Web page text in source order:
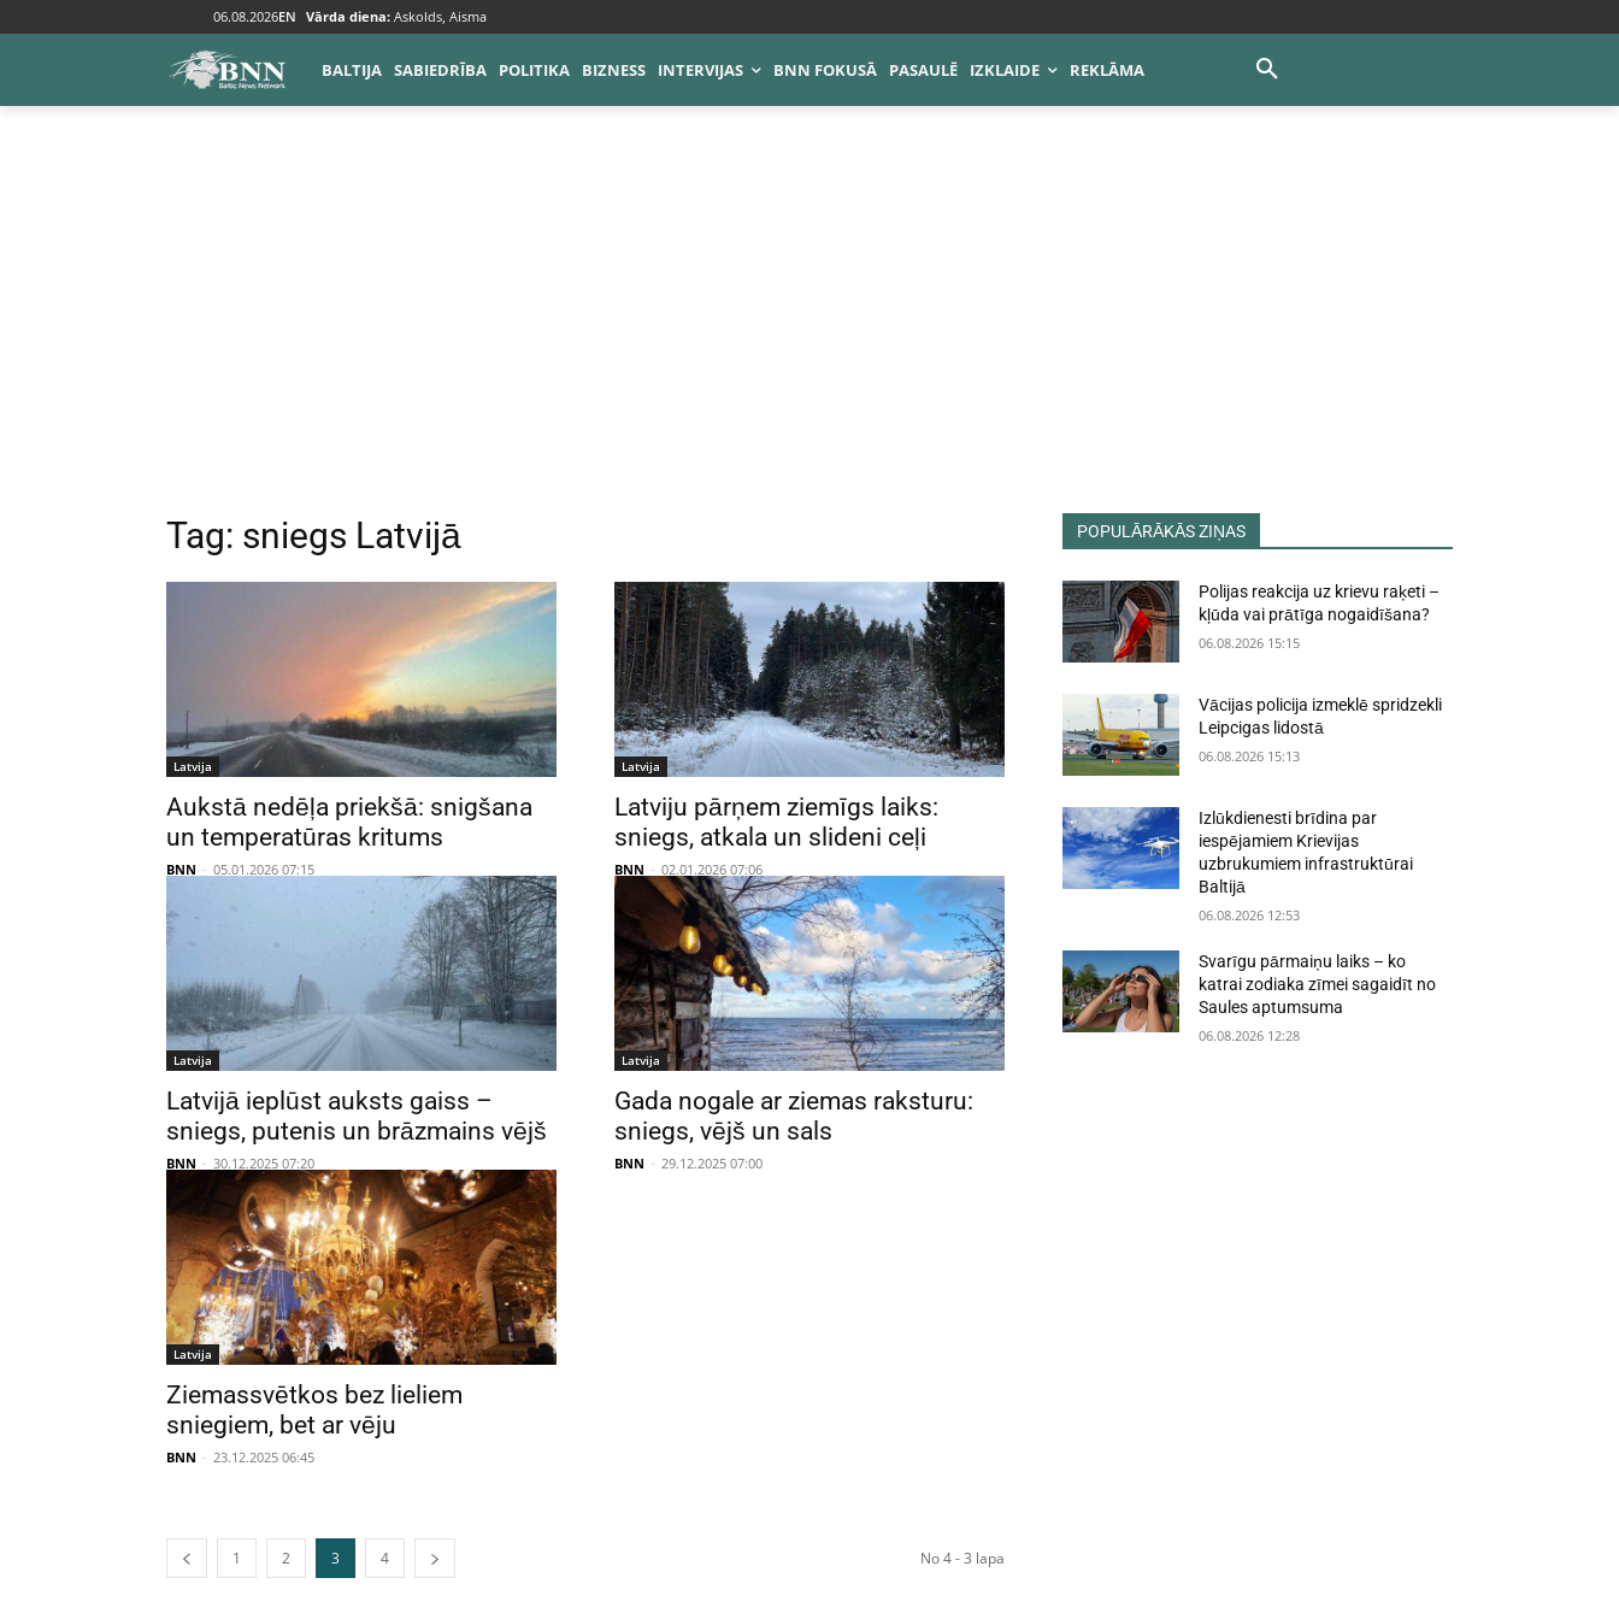
06.08.2026EN Vārda diena: Askolds, Aisma
BALTIJA SABIEDRĪBA POLITIKA BIZNESS INTERVIJAS BNN FOKUSĀ PASAULĒ IZKLAIDE REKLĀMA
Tags Sniegs Latvijā
Tag: sniegs Latvijā
Latvija
Aukstā nedēļa priekšā: snigšana
un temperatūras kritums
BNN - 05.01.2026 07:15
Latvija
Latviju pārņem ziemīgs laiks:
sniegs, atkala un slideni ceļi
BNN - 02.01.2026 07:06
Latvija
Latvijā ieplūst auksts gaiss –
sniegs, putenis un brāzmains vējš
BNN - 30.12.2025 07:20
Latvija
Gada nogale ar ziemas raksturu:
sniegs, vējš un sals
BNN - 29.12.2025 07:00
Latvija
Ziemassvētkos bez lieliem
sniegiem, bet ar vēju
BNN - 23.12.2025 06:45
1 2 3 4 No 4 - 3 lapa
POPULĀRĀKĀS ZIŅAS
Polijas reakcija uz krievu raķeti –
kļūda vai prātīga nogaidīšana?
06.08.2026 15:15
Vācijas policija izmeklē spridzekli
Leipcigas lidostā
06.08.2026 15:13
Izlūkdienesti brīdina par
iespējamiem Krievijas
uzbrukumiem infrastruktūrai
Baltijā
06.08.2026 12:53
Svarīgu pārmaiņu laiks – ko
katrai zodiaka zīmei sagaidīt no
Saules aptumsuma
06.08.2026 12:28